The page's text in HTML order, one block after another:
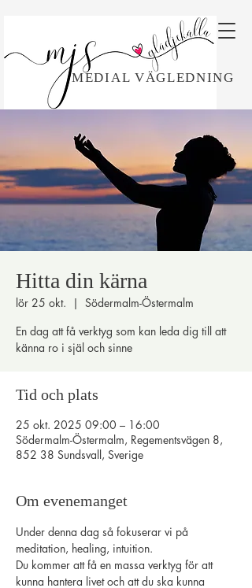
MEDIAL VÄGLEDNING
Hitta din kärna
lör 25 okt.
  |
Södermalm-Östermalm
En dag att få verktyg som kan leda dig till att
känna ro i själ och sinne
Tid och plats
25 okt. 2025 09:00 – 16:00
Södermalm-Östermalm, Regementsvägen 8,
852 38 Sundsvall, Sverige
Om evenemanget
Under denna dag så fokuserar vi på
meditation, healing, intuition.
Du kommer att få en massa verktyg för att
kunna hantera livet och att du ska kunna